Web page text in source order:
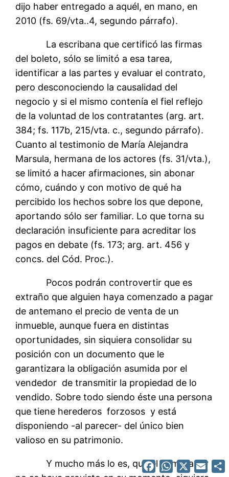
dijo haber entregado a aquél, en mano, en
2010 (fs. 69/vta..4, segundo párrafo).
La escribana que certificó las firmas
del boleto, sólo se limitó a esa tarea,
identificar a las partes y evaluar el contrato,
pero desconociendo la causalidad del
negocio y si el mismo contenía el fiel reflejo
de la voluntad de los contratantes (arg. art.
384; fs. 117b, 215/vta. c., segundo párrafo).
Cuanto al testimonio de María Alejandra
Marsula, hermana de los actores (fs. 31/vta.),
se limitó a hacer afirmaciones, sin abonar
cómo, cuándo y con motivo de qué ha
percibido los hechos sobre los que depone,
aportando sólo ser familiar. Lo que torna su
declaración insuficiente para acreditar los
pagos en debate (fs. 173; arg. art. 456 y
concs. del Cód. Proc.).
Pocos podrán controvertir que es
extraño que alguien haya comenzado a pagar
de antemano el precio de venta de un
inmueble, aunque fuera en distintas
oportunidades, sin siquiera consolidar su
posición con un documento que le
garantizara la obligación asumida por el
vendedor de transmitir la propiedad de lo
vendido. Sobre todo siendo éste una persona
que tiene herederos forzosos y está
disponiendo -al parecer- del único bien
valioso en su patrimonio.
Y mucho más lo es, que el comprador
Facebook
WhatsApp
X